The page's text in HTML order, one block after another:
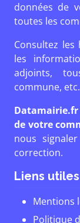
données de
toutes les
Consultez
les
adjoints,
commune, etc.
Datamairie.fr
de votre
nous
correction.
Liens utiles
Mentions
Politique